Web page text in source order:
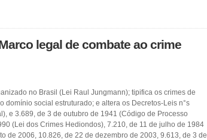
legal de combate ao crime
no Brasil (Lei Raul Jungmann); tipifica os crimes de
domínio social estruturado; e altera os Decretos-Leis n°s
e 3.689, de 3 de outubro de 1941 (Código de Processo
(Lei dos Crimes Hediondos), 7.210, de 11 de julho de 1984
de 2006, 10.826, de 22 de dezembro de 2003, 9.613, de 3 de